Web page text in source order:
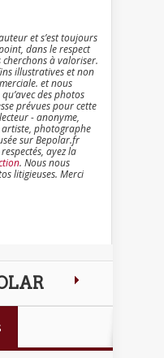
et s’est toujours
dans le respect
à valoriser.
illustratives et non
et nous
des photos
prévues pour cette
- anonyme,
photographe
sur Bepolar.fr
ayez la
. Nous nous
litigieuses. Merci